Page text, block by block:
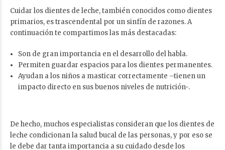
Cuidar los dientes de leche, también conocidos como dientes
primarios, es trascendental por un sinfín de razones. A
continuación te compartimos las más destacadas:
Son de gran importancia en el desarrollo del habla.
Permiten guardar espacios para los dientes permanentes.
Ayudan a los niños a masticar correctamente –tienen un
impacto directo en sus buenos niveles de nutrición-.
De hecho, muchos especialistas consideran que los dientes de
leche condicionan la salud bucal de las personas, y por eso se
le debe dar tanta importancia a su cuidado desde los